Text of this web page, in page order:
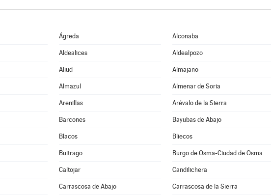
Ágreda Alconaba
Aldealices Aldealpozo
Aliud Almajano
Almazul Almenar de Soria
Arenillas Arévalo de la Sierra
Barcones Bayubas de Abajo
Blacos Bliecos
Buitrago Burgo de Osma-Ciudad de Osma
Caltojar Candilichera
Carrascosa de Abajo Carrascosa de la Sierra